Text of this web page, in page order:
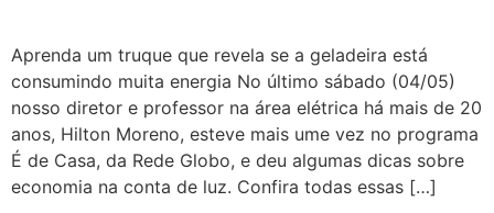
Aprenda um truque que revela se a geladeira está
consumindo muita energia No último sábado (04/05)
nosso diretor e professor na área elétrica há mais de 20
anos, Hilton Moreno, esteve mais ume vez no programa
É de Casa, da Rede Globo, e deu algumas dicas sobre
economia na conta de luz. Confira todas essas […]